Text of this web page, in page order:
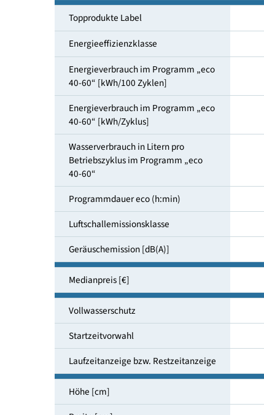
Maßgedecke
Topprodukte Label
Energieeffizienzklasse
Energieverbrauch im Programm „eco
40-60“ [kWh/100 Zyklen]
Energieverbrauch im Programm „eco
40-60“ [kWh/Zyklus]
Wasserverbrauch in Litern pro
Betriebszyklus im Programm „eco
40-60“
Programmdauer eco (h:min)
Luftschallemissionsklasse
Geräuschemission [dB(A)]
Medianpreis [€]
Vollwasserschutz
Startzeitvorwahl